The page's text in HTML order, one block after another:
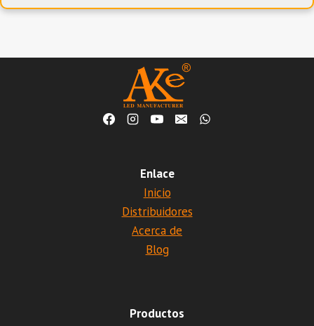
Enlace
Inicio
Distribuidores
Acerca de
Blog
Productos